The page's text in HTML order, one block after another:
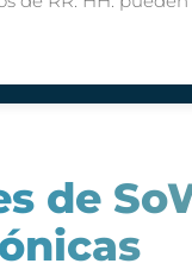
de